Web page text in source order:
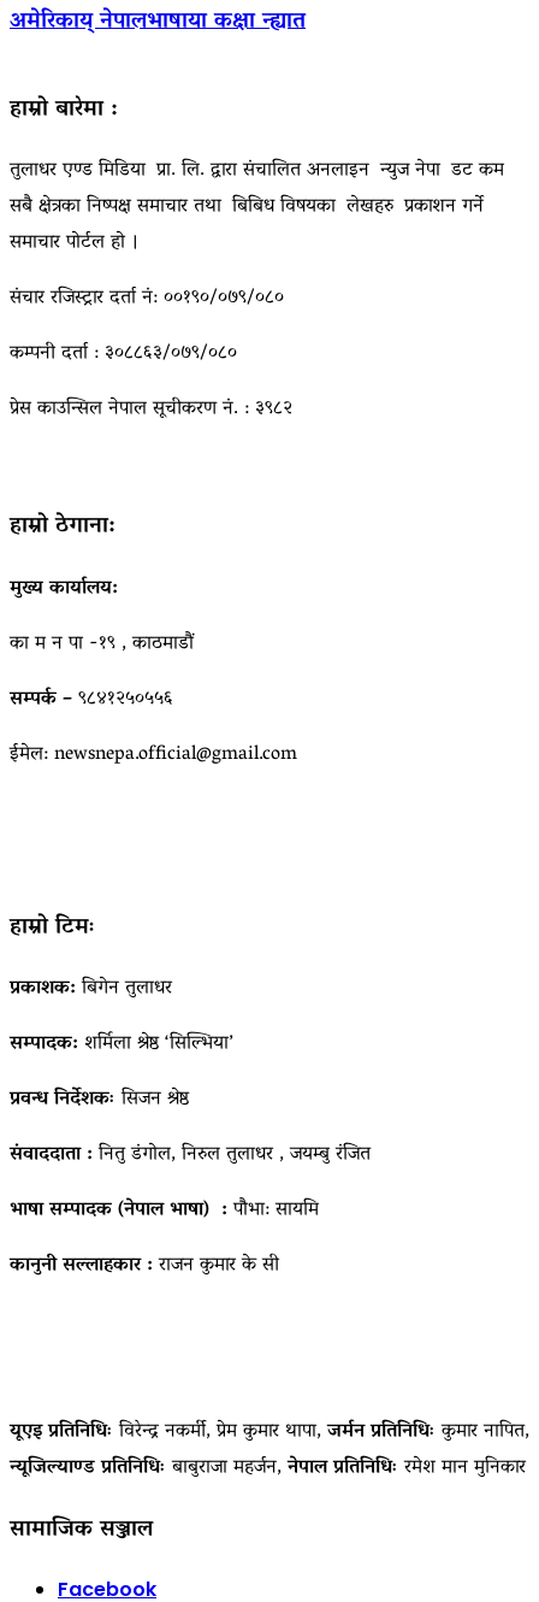
अमेरिकाय् नेपालभाषाया कक्षा न्ह्यात
हाम्रो बारेमा :
तुलाधर एण्ड मिडिया प्रा. लि. द्वारा संचालित अनलाइन न्युज नेपा डट कम
सबै क्षेत्रका निष्पक्ष समाचार तथा बिबिध विषयका लेखहरु प्रकाशन गर्ने
समाचार पोर्टल हो ।
संचार रजिस्ट्रार दर्ता नं: ००१९०/०७९/०८०
कम्पनी दर्ता : ३०८८६३/०७९/०८०
प्रेस काउन्सिल नेपाल सूचीकरण नं. : ३९८२
हाम्रो ठेगाना:
मुख्य कार्यालय:
का म न पा -१९ , काठमाडौं
सम्पर्क –९८४१२५०५५६
ईमेल: newsnepa.official@gmail.com
हाम्रो टिमः
प्रकाशक:बिगेन तुलाधर
सम्पादक: शर्मिला श्रेष्ठ ‘सिल्भिया’
प्रवन्ध निर्देशकःसिजन श्रेष्ठ
संवाददाता :नितु डंगोल, निरुल तुलाधर , जयम्बु रंजित
भाषा सम्पादक (नेपाल भाषा) :पौभा: सायमि
कानुनी सल्लाहकार :राजन कुमार के सी
यूएइ प्रतिनिधिः विरेन्द्र नकर्मी, प्रेम कुमार थापा,जर्मन प्रतिनिधिः कुमार नापित,
न्यूजिल्याण्ड प्रतिनिधिः बाबुराजा महर्जन,नेपाल प्रतिनिधिः रमेश मान मुनिकार
सामाजिक सञ्जाल
Facebook